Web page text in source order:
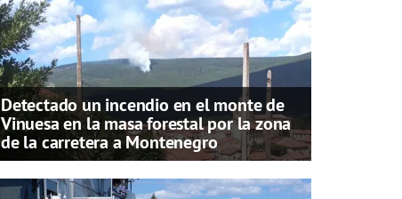
Detectado un incendio en el monte de
Vinuesa en la masa forestal por la zona
de la carretera a Montenegro